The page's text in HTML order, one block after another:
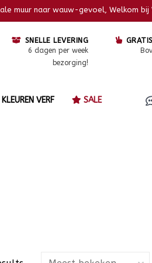
muur naar wauw-gevoel, Welkom bij
SNELLE LEVERING
6 dagen per week
bezorging!
KLEUREN VERF SALE